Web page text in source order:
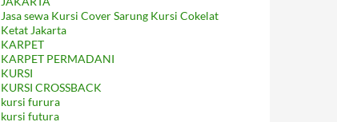
Jasa sewa Kursi Cover Sarung Kursi Cokelat
Ketat Jakarta
KARPET
KARPET PERMADANI
KURSI
KURSI CROSSBACK
kursi furura
kursi futura